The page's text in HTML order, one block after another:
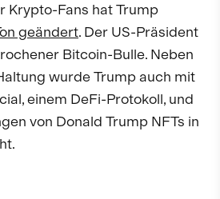
Krypto-Fans hat Trump
geändert. Der US-Präsident
Bitcoin-Bulle. Neben
wurde Trump auch mit
einem DeFi-Protokoll, und
von Donald Trump NFTs in